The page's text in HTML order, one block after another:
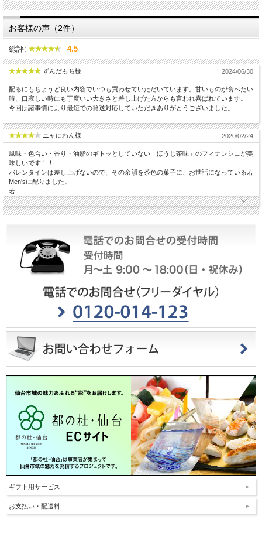
お客様の声（2件）
総評: 4.5
ずんだもち様 2024/06/30
配るにもちょうど良い内容でいつも買わせていただいています。甘いものが食べたい
時、口寂しい時にも丁度いい大きさと差し上げた方からも言われ喜ばれています。
今回は諸事情により最短での発送対応していただきありがとうございました。
ニャにわん様 2020/02/24
風味・色合い・香り・油脂のギトッとしていない「ほうじ茶味」のフィナンシェが美
味しいです！！
バレンタインは差し上げないので、その余韻を茶色の菓子に、お世話になっている若
Men'sに配りました。
若
ギフト用サービス
お支払い・配送料